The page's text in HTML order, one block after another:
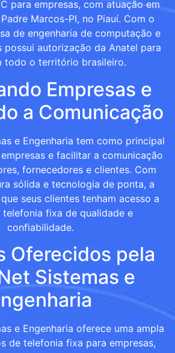
para empresas, com atuação em
Marcos-PI, no Piauí. Com o
de engenharia de computação e
possui autorização da Anatel para
todo o território brasileiro.
Empresas e
a Comunicação
e Engenharia tem como principal
e facilitar a comunicação
fornecedores e clientes. Com
sólida e tecnologia de ponta, a
seus clientes tenham acesso a
telefonia fixa de qualidade e
confiabilidade.
Oferecidos pela
Sistemas e
e Engenharia oferece uma ampla
de telefonia fixa para empresas,